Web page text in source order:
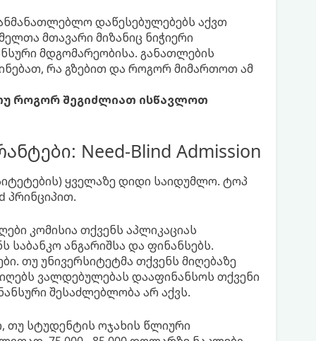
დაწესებულებებს აქვთ
მთავარი მიზანიც ნიჭიერი
მდგომარეობისა. განათლების
რა გზებით და როგორ მიმართოთ ამ
როგორ შეგიძლიათ ისწავლოთ
Need-Blind Admission
ყველაზე დიდი საიდუმლო. ტოპ
პრინციპით.
კომისია თქვენს აპლიკაციას
საბანკო ანგარიშსა და ფინანსებს.
თუ უნივერსიტეტმა თქვენს მიღებაზე
ვალდებულებას დააფინანსოს თქვენი
შესაძლებლობა არ აქვს.
თუ სტუდენტის ოჯახის წლიური